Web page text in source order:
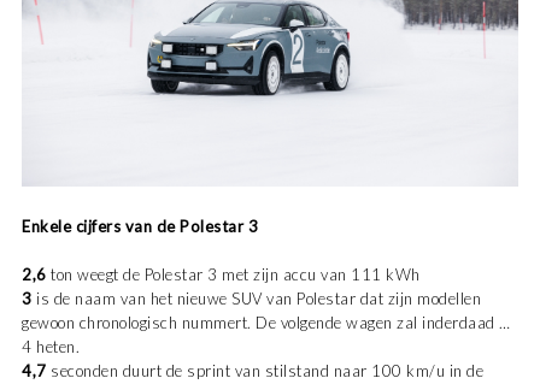
Enkele cijfers van de Polestar 3
2,6 ton weegt de Polestar 3 met zijn accu van 111 kWh
3 is de naam van het nieuwe SUV van Polestar dat zijn modellen
gewoon chronologisch nummert. De volgende wagen zal inderdaad …
4 heten.
4,7 seconden duurt de sprint van stilstand naar 100 km/u in de